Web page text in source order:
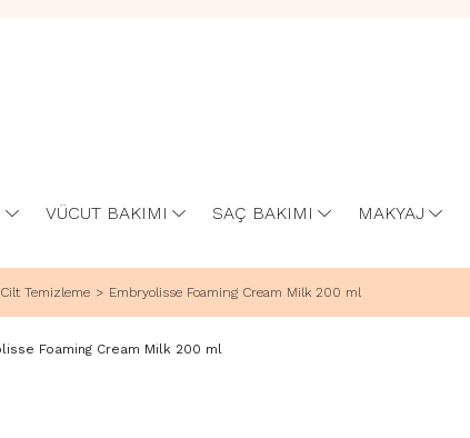
VÜCUT BAKIMI SAÇ BAKIMI MAKYAJ
Cilt Temizleme Embryolisse Foaming Cream Milk 200 ml